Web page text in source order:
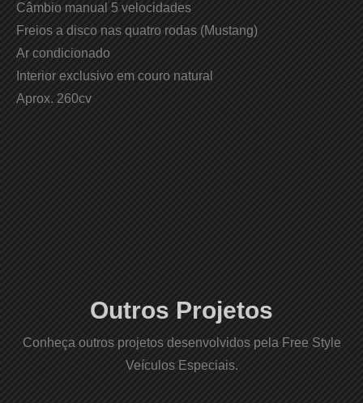
Câmbio manual 5 velocidades
Freios a disco nas quatro rodas (Mustang)
Ar condicionado
Interior exclusivo em couro natural
Aprox. 260cv
Outros Projetos
Conheça outros projetos desenvolvidos pela Free Style
Veículos Especiais.